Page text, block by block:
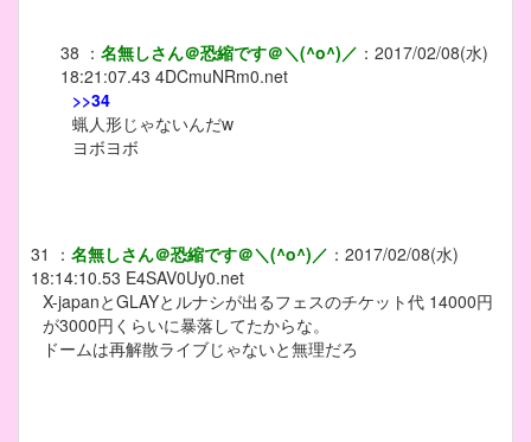
38 ： 名無しさん＠恐縮です＠＼(^o^)／ ： 2017/02/08(水)
18:21:07.43 4DCmuNRm0.net
>>34
蝋人形じゃないんだw
ヨボヨボ
31 ： 名無しさん＠恐縮です＠＼(^o^)／ ： 2017/02/08(水)
18:14:10.53 E4SAV0Uy0.net
X-japanとGLAYとルナシが出るフェスのチケット代 14000円
が3000円くらいに暴落してたからな。
ドームは再解散ライブじゃないと無理だろ